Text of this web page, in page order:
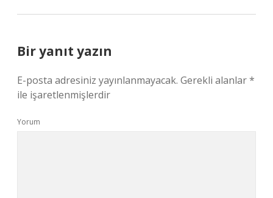
Bir yanıt yazın
E-posta adresiniz yayınlanmayacak. Gerekli alanlar*
ile işaretlenmişlerdir
Yorum